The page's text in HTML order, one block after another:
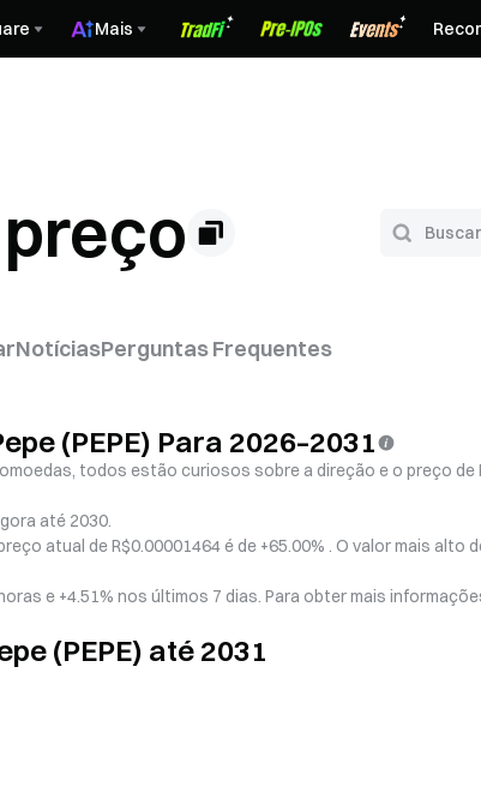
Mais
NotíciasPerguntas Frequentes
(PEPE) Para 2026–2031
todos estão curiosos sobre a direção e o preço
até 2030.
atual de R$0.00001464 é de +65.00% . O valor mais
e +4.51% nos últimos 7 dias. Para obter mais
(PEPE) até 2031